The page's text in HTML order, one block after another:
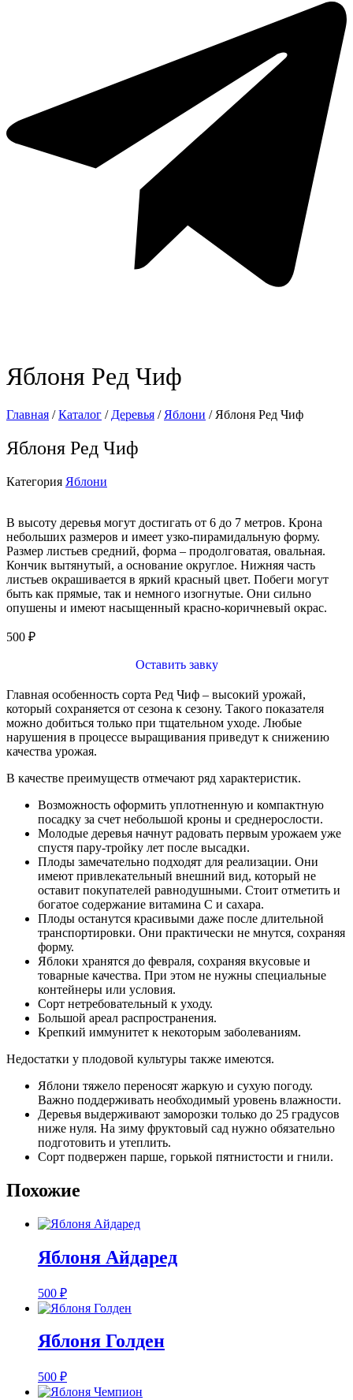
Яблоня Ред Чиф
Главная /Каталог / Деревья / Яблони / Яблоня Ред Чиф
Яблоня Ред Чиф
Категория Яблони
В высоту деревья могут достигать от 6 до 7 метров. Крона
небольших размеров и имеет узко-пирамидальную форму.
Размер листьев средний, форма – продолговатая, овальная.
Кончик вытянутый, а основание округлое. Нижняя часть
листьев окрашивается в яркий красный цвет. Побеги могут
быть как прямые, так и немного изогнутые. Они сильно
опушены и имеют насыщенный красно-коричневый окрас.
500 ₽
Оставить завку
Главная особенность сорта Ред Чиф – высокий урожай,
который сохраняется от сезона к сезону. Такого показателя
можно добиться только при тщательном уходе. Любые
нарушения в процессе выращивания приведут к снижению
качества урожая.
В качестве преимуществ отмечают ряд характеристик.
Возможность оформить уплотненную и компактную
посадку за счет небольшой кроны и среднерослости.
Молодые деревья начнут радовать первым урожаем уже
спустя пару-тройку лет после высадки.
Плоды замечательно подходят для реализации. Они
имеют привлекательный внешний вид, который не
оставит покупателей равнодушными. Стоит отметить и
богатое содержание витамина С и сахара.
Плоды останутся красивыми даже после длительной
транспортировки. Они практически не мнутся, сохраняя
форму.
Яблоки хранятся до февраля, сохраняя вкусовые и
товарные качества. При этом не нужны специальные
контейнеры или условия.
Сорт нетребовательный к уходу.
Большой ареал распространения.
Крепкий иммунитет к некоторым заболеваниям.
Недостатки у плодовой культуры также имеются.
Яблони тяжело переносят жаркую и сухую погоду.
Важно поддерживать необходимый уровень влажности.
Деревья выдерживают заморозки только до 25 градусов
ниже нуля. На зиму фруктовый сад нужно обязательно
подготовить и утеплить.
Сорт подвержен парше, горькой пятнистости и гнили.
Похожие
Яблоня Айдаред
500 ₽
Яблоня Голден
500 ₽